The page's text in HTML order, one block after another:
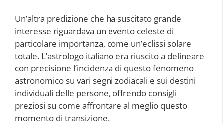
Un’altra predizione che ha suscitato grande
interesse riguardava un evento celeste di
particolare importanza, come un’eclissi solare
totale. L’astrologo italiano era riuscito a delineare
con precisione l’incidenza di questo fenomeno
astronomico su vari segni zodiacali e sui destini
individuali delle persone, offrendo consigli
preziosi su come affrontare al meglio questo
momento di transizione.